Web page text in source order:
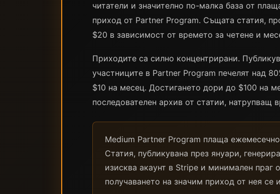
читатели и значително по-малка база от
приход от Partner Program. Същата статия,
$20 в зависимост от времето за четене и
Приходите са силно концентрирани.
участниците в Partner Program печелят над
$10 на месец. Достигането дори до $100 на
последователен архив от статии,
Medium Partner Program плаща
Статия, публикувана през януари,
изисква акаунт в Stripe и минимален праг
получаването на значим приход от нея се